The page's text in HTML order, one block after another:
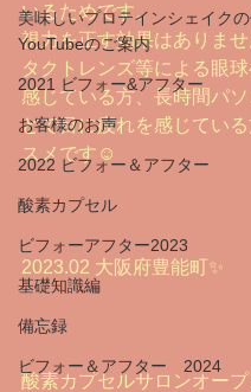
美味しいプロテインシェイク
YouTubeのご案内
2021 ビフォー&アフター
お客様のお声
2022 ビフォー＆アフター
酸素カプセル
ビフォーアフター2023
基礎知識編
備忘録
ビフォー＆アフター 2024
いるためです。
視力を正す効果はありま
タクトレンズ等による眼
感じている方、長時間パ
どで目に疲れを感じてい
スメです☺️
2023.02 大阪府豊能町✨
酸素カプセルサロンオープ